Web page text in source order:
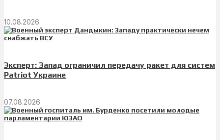
10.08.2026
Эксперт: Запад ограничил передачу ракет для систем
Patriot Украине
07.08.2026